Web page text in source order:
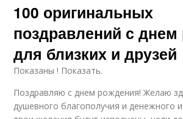
100 оригинальных
поздравлений с
для близких и друзей
Показаны ! Показать.
Поздравляю с днем рождения! Желаю
душевного благополучия и денежного